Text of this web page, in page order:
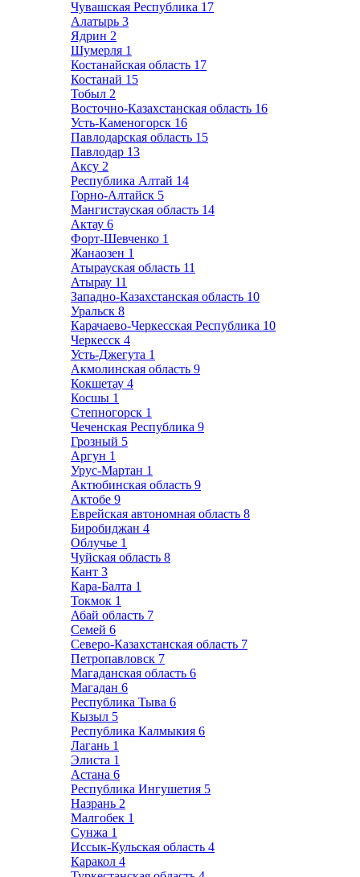
Чувашская Республика 17
Алатырь 3
Ядрин 2
Шумерля 1
Костанайская область 17
Костанай 15
Тобыл 2
Восточно-Казахстанская область 16
Усть-Каменогорск 16
Павлодарская область 15
Павлодар 13
Аксу 2
Республика Алтай 14
Горно-Алтайск 5
Мангистауская область 14
Актау 6
Форт-Шевченко 1
Жанаозен 1
Атырауская область 11
Атырау 11
Западно-Казахстанская область 10
Уральск 8
Карачаево-Черкесская Республика 10
Черкесск 4
Усть-Джегута 1
Акмолинская область 9
Кокшетау 4
Косшы 1
Степногорск 1
Чеченская Республика 9
Грозный 5
Аргун 1
Урус-Мартан 1
Актюбинская область 9
Актобе 9
Еврейская автономная область 8
Биробиджан 4
Облучье 1
Чуйская область 8
Кант 3
Кара-Балта 1
Токмок 1
Абай область 7
Семей 6
Северо-Казахстанская область 7
Петропавловск 7
Магаданская область 6
Магадан 6
Республика Тыва 6
Кызыл 5
Республика Калмыкия 6
Лагань 1
Элиста 1
Астана 6
Республика Ингушетия 5
Назрань 2
Малгобек 1
Сунжа 1
Иссык-Кульская область 4
Каракол 4